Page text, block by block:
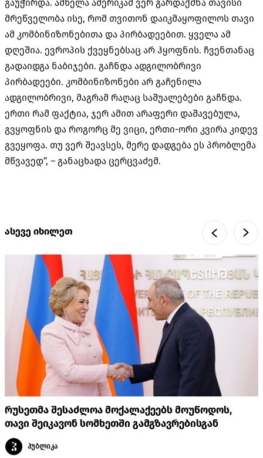
გაუჭირდა. ამხელა ამერიკამ ვერ გარდაქმნა თავისი
მრეწველობა ისე, რომ თვითონ დაიკმაყოფილოს თავი
ამ კომბინიზონებითა და პირბადეებით. ყველა ამ
დღეშია. ევროპის ქვეყნებსაც არ ჰყოფნის. ჩვენთანაც
გადაიდგა ნაბიჯები. გაჩნდა ადგილობრივი
პირბადეები. კომბინიზონები არ გაჩენილა
ადგილობრივი, მაგრამ რაღაც საშუალებები გაჩნდა.
ერთი რამ ფაქტია, ჯერ ამით არაფერი დაშავებულა,
გვყოფნის და როგორც მე ვიცი, ერთი-ორი კვირა კიდევ
გვეყოფა. თუ ვერ შეავსეს, მერე დადგება ეს პრობლემა
მწვავედ”, – განაცხადა ცერცვაძემ.
ასევე იხილეთ
რუსეთმა შესაძლოა მოქალაქეებს მოუწოდოს,
თავი შეიკავონ სომხეთში გამგზავრებისგან
პუბლიკა